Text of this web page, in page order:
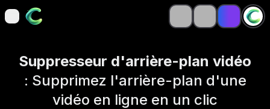
open navigation menu
open navigation menu
Suppresseur d'arrière-plan vidéo
: Supprimez l'arrière-plan d'une
vidéo en ligne en un clic